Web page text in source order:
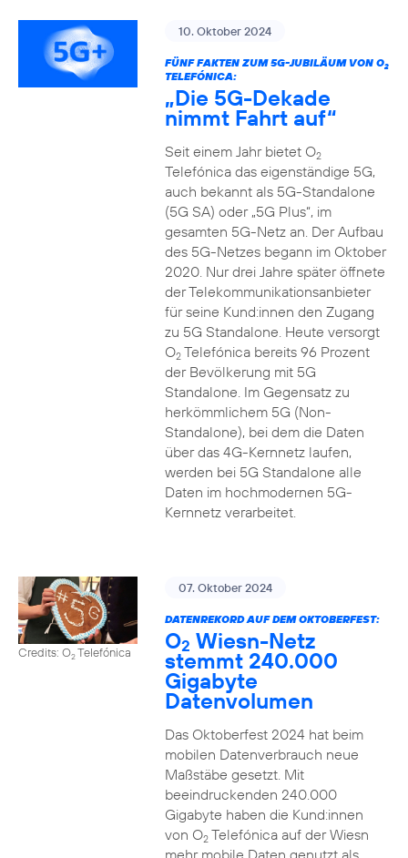
10. Oktober 2024
FÜNF FAKTEN ZUM 5G-JUBILÄUM VON O2
TELEFÓNICA:
„Die 5G-Dekade
nimmt Fahrt auf“
Seit einem Jahr bietet O2
Telefónica das eigenständige 5G,
auch bekannt als 5G-Standalone
(5G SA) oder „5G Plus“, im
gesamten 5G-Netz an. Der Aufbau
des 5G-Netzes begann im Oktober
2020. Nur drei Jahre später öffnete
der Telekommunikationsanbieter
für seine Kund:innen den Zugang
zu 5G Standalone. Heute versorgt
O2Telefónica bereits 96 Prozent
der Bevölkerung mit 5G
Standalone. Im Gegensatz zu
herkömmlichem 5G (Non-
Standalone), bei dem die Daten
über das 4G-Kernnetz laufen,
werden bei 5G Standalone alle
Daten im hochmodernen 5G-
Kernnetz verarbeitet.
Credits: O2Telefónica
07. Oktober 2024
DATENREKORD AUF DEM OKTOBERFEST:
O2 Wiesn-Netz
stemmt 240.000
Gigabyte
Datenvolumen
Das Oktoberfest 2024 hat beim
mobilen Datenverbrauch neue
Maßstäbe gesetzt. Mit
beeindruckenden 240.000
Gigabyte haben die Kund:innen
von O2Telefónica auf der Wiesn
mehr mobile Daten genutzt als